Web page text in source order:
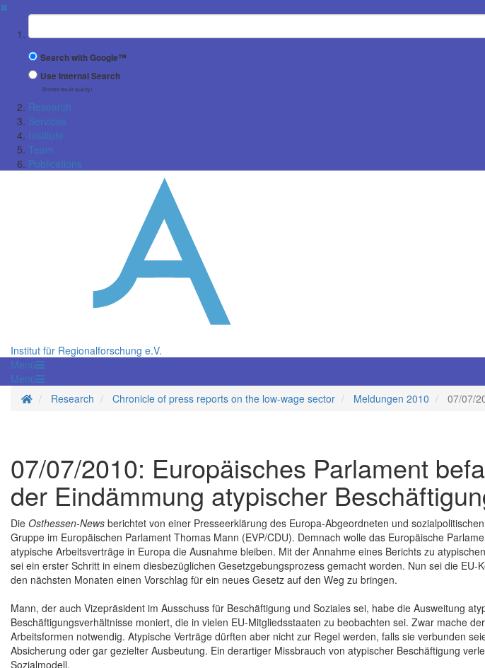
✖
Suchbegriff
Search with Google™
Use Internal Search
(limited result quality)
Research
Services
Institute
Team
Publications
Institut für Regionalforschung e.V.
Menü
Menü
Homepage
Research Chronicle of press reports on the low-wage sector Meldungen 2010 07/07/
07/07/2010: Europäisches Parlament
der Eindämmung atypischer
Die Osthessen-News berichtet von einer Presseerklärung des Europa-Abgeordneten und
Gruppe im Europäischen Parlament Thomas Mann (EVP/CDU). Demnach wolle das Europäische
atypische Arbeitsverträge in Europa die Ausnahme bleiben. Mit der Annahme eines Berichts zu
sei ein erster Schritt in einem diesbezüglichen Gesetzgebungsprozess gemacht worden. Nun sei die EU-
den nächsten Monaten einen Vorschlag für ein neues Gesetz auf den Weg zu bringen.
Mann, der auch Vizepräsident im Ausschuss für Beschäftigung und Soziales sei, habe die Ausweitung
Beschäftigungsverhältnisse moniert, die in vielen EU-Mitgliedsstaaten zu beobachten sei. Zwar mache
Arbeitsformen notwendig. Atypische Verträge dürften aber nicht zur Regel werden, falls sie verbunden
Absicherung oder gar gezielter Ausbeutung. Ein derartiger Missbrauch von atypischer Beschäftigung
Sozialmodell.